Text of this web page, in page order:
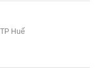
Huế